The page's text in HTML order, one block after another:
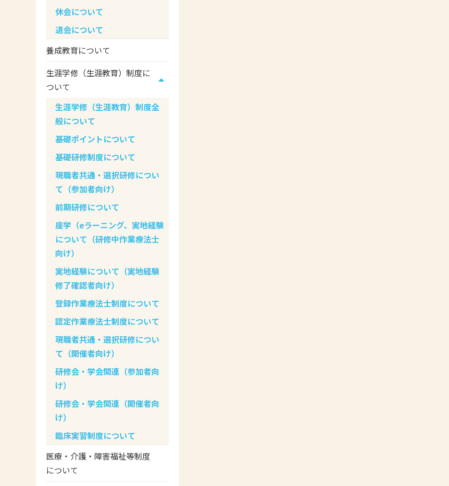
休会について
退会について
養成教育について
生涯学修（生涯教育）制度に
ついて
生涯学修（生涯教育）制度全
般について
基礎ポイントについて
基礎研修制度について
現職者共通・選択研修につい
て（参加者向け）
前期研修について
座学（eラーニング、実地経験
について（研修中作業療法士
向け）
実地経験について（実地経験
修了確認者向け）
登録作業療法士制度について
認定作業療法士制度について
現職者共通・選択研修につい
て（開催者向け）
研修会・学会関連（参加者向
け）
研修会・学会関連（開催者向
け）
臨床実習制度について
医療・介護・障害福祉等制度
について